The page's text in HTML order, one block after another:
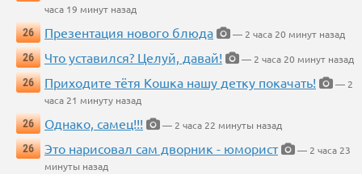
часа 19 минут назад
26
Презентация нового блюда
— 2 часа 20 минут назад
26
Что уставился? Целуй, давай!
— 2 часа 20 минут назад
26
Приходите тётя Кошка нашу детку покачать!
— 2
часа 21 минуту назад
26
Однако, самец!!!
— 2 часа 22 минуты назад
26
Это нарисовал сам дворник - юморист
— 2 часа 23
минуты назад